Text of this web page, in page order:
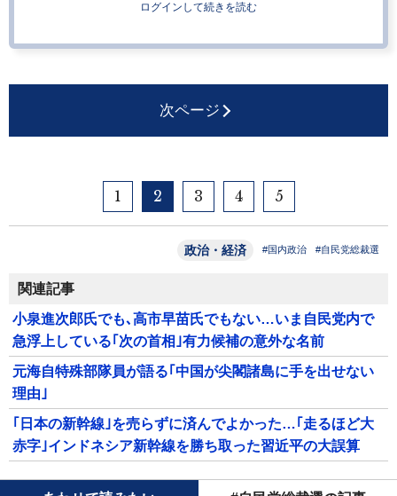
ログインして続きを読む
次ページ
1 2 3 4 5
政治・経済 #国内政治 #自民党総裁選
関連記事
小泉進次郎氏でも､高市早苗氏でもない…いま自民党内で
急浮上している｢次の首相｣有力候補の意外な名前
元海自特殊部隊員が語る｢中国が尖閣諸島に手を出せない
理由｣
｢日本の新幹線｣を売らずに済んでよかった…｢走るほど大
赤字｣インドネシア新幹線を勝ち取った習近平の大誤算